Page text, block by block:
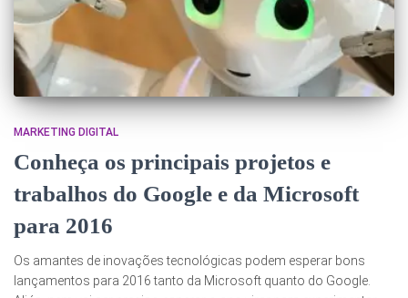
MARKETING DIGITAL
Conheça os principais projetos e
trabalhos do Google e da Microsoft
para 2016
Os amantes de inovações tecnológicas podem esperar bons
lançamentos para 2016 tanto da Microsoft quanto do Google.